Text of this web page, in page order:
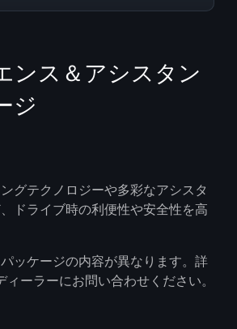
ンス＆アシスタン
ジ
グテクノロジーや多彩なアシスタ
ドライブ時の利便性や安全性を高
ッケージの内容が異なります。詳
ーラーにお問い合わせください。